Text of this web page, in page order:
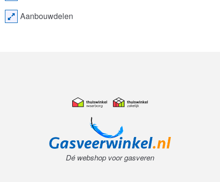
Aanbouwdelen
Dé webshop voor gasveren